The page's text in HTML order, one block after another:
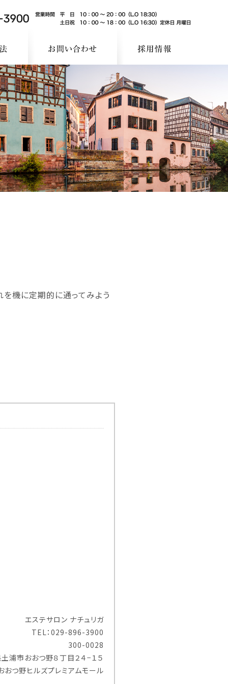
を機に定期的に通ってみよう
エステサロン ナチュリガ
TEL： 029-896-3900
300-0028
土浦市 おおつ野８丁目２４−１５
おつ野ヒルズプレミアムモール